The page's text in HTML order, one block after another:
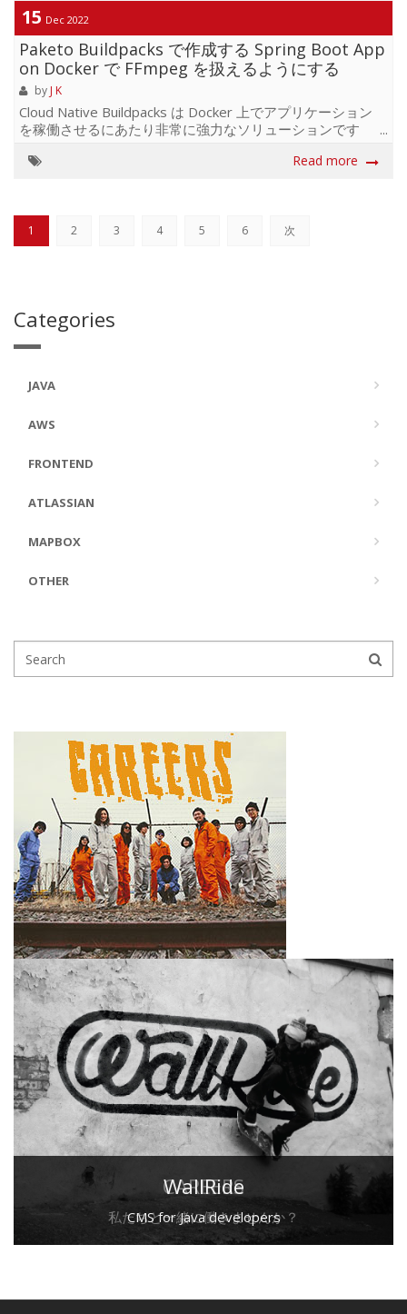
キュメントを例にとると、扱う entry（ドメイン・データ）
は下記の interface で表現できます interface Restaurant {
title: string descr...
15 Dec 2022
Paketo Buildpacks で作成する Spring Boot App
on Docker で FFmpeg を扱えるようにする
by J K
Cloud Native Buildpacks は Docker 上でアプリケーション
を稼働させるにあたり非常に強力なソリューションです
を AWS EKS / AWS ECR にデプロイして Docker Container
作成しているものが多いです 過去にも Buildpacks に関連し
た記事をいくつか随筆しているのでよろしければご覧くだ
さい Next.js による Docker ...
Read more
1 2 3 4 5 6 次
Categories
JAVA
AWS
FRONTEND
ATLASSIAN
MAPBOX
OTHER
CAREERS
私たちと一緒に働きませんか？
WallRide
CMS for Java developers